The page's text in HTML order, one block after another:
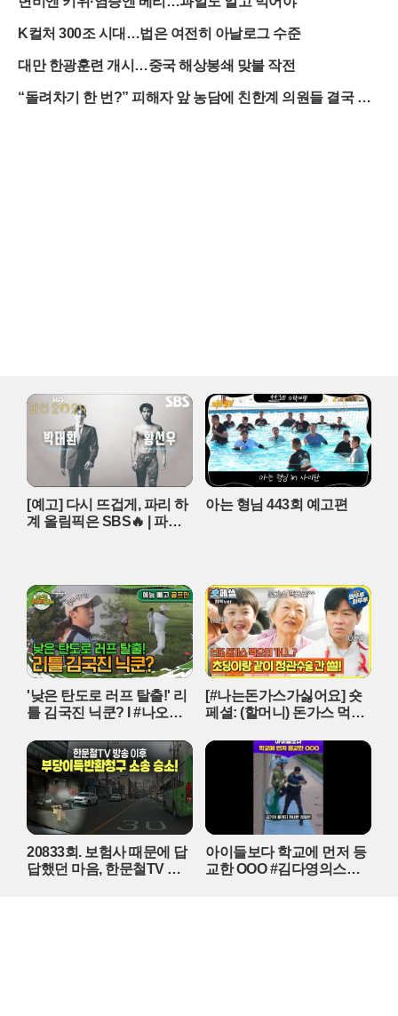
K컬처 300조 시대…법은 여전히 아날로그 수준
대만 한광훈련 개시…중국 해상봉쇄 맞불 작전
“돌려차기 한 번?” 피해자 앞 농담에 친한계 의원들 결국 사
[예고] 다시 뜨겁게, 파리 하
계 올림픽은 SBS🔥 | 파리 2
아는 형님 443회 예고편
'낮은 탄도로 러프 탈출!' 리
틀 김국진 닉쿤? I #나오늘
[#나는돈가스가싫어요] 숏
페셜: (할머니) 돈가스 먹으
수 있자나 너 내 도도동지가
돼랏!🌶️😭 #ThePorkCutlet
MBC240706방송
20833회. 보험사 때문에 답
답했던 마음, 한문철TV 덕
아이들보다 학교에 먼저 등
교한 OOO #김다영의스플